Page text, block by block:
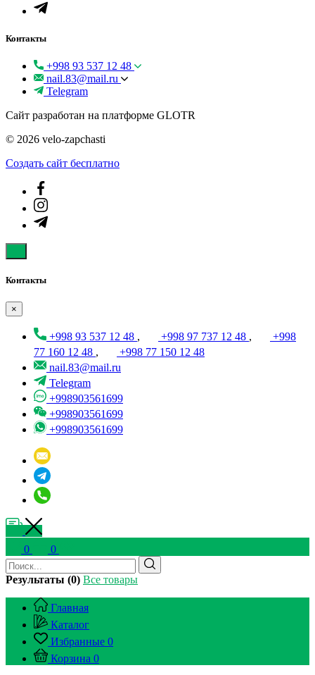
Контакты
+998 93 537 12 48
nail.83@mail.ru
Telegram
Сайт разработан на платформе GLOTR
© 2026 velo-zapchasti
Создать cайт бесплатно
Контакты
×
+998 93 537 12 48 , +998 97 737 12 48 ,
+998
77 160 12 48 ,
+998 77 150 12 48
nail.83@mail.ru
Telegram
+998903561699
+998903561699
+998903561699
0 0
Результаты (0) Все товары
Главная
Каталог
Избранные 0
Корзина 0